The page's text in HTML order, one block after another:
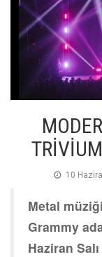
10
Metal
Grammy
Haziran